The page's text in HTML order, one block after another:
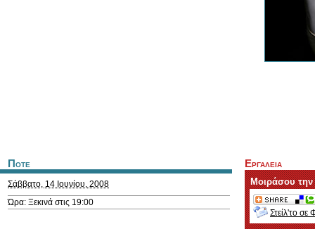
Ποτε
Σάββατο, 14 Ιουνίου, 2008
Ώρα: Ξεκινά στις 19:00
Εργαλεια
Μοιράσου
Στείλ'το σε